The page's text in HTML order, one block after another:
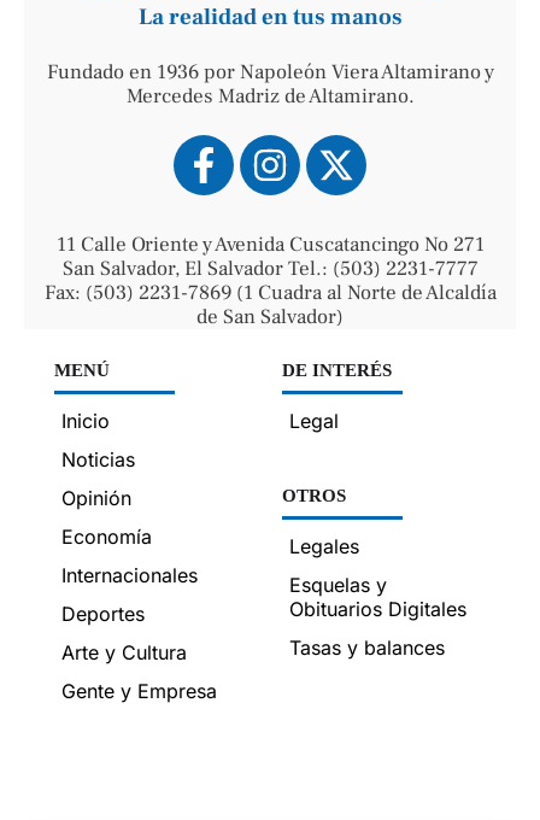
La realidad en tus manos
Fundado en 1936 por Napoleón Viera Altamirano y
Mercedes Madriz de Altamirano.
11 Calle Oriente y Avenida Cuscatancingo No 271
San Salvador, El Salvador Tel.: (503) 2231-7777
Fax: (503) 2231-7869 (1 Cuadra al Norte de Alcaldía
de San Salvador)
MENÚ
Inicio
Noticias
Opinión
Economía
Internacionales
Deportes
Arte y Cultura
Gente y Empresa
DE INTERÉS
Legal
OTROS
Legales
Esquelas y
Obituarios Digitales
Tasas y balances